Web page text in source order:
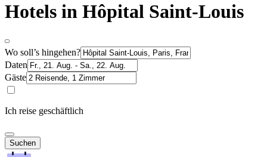
Hotels in Hôpital Saint-Louis
Wo soll’s hingehen?
Daten
Gäste
Ich reise geschäftlich
Suchen